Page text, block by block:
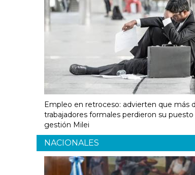
Empleo en retroceso: advierten que más
trabajadores formales perdieron su puesto
gestión Milei
NACIONALES